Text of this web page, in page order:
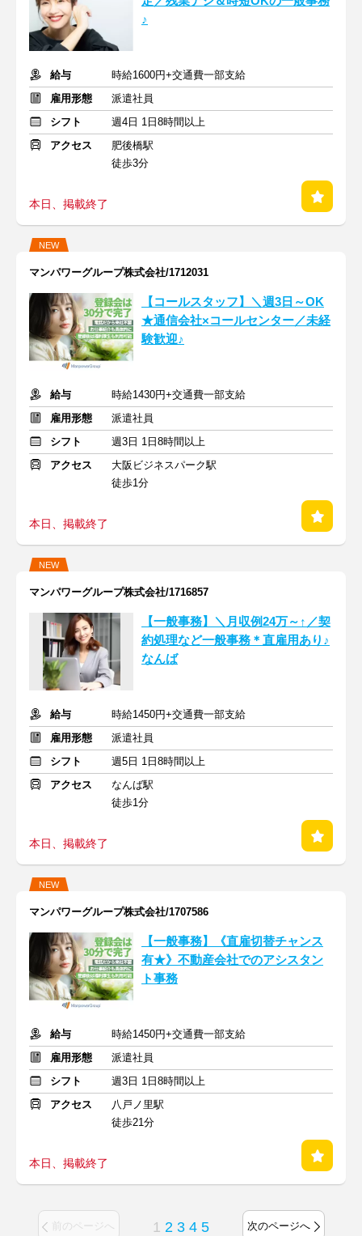
♪
給与
時給1600円+交通費一部支給
雇用形態
派遣社員
シフト
週4日 1日8時間以上
アクセス
肥後橋駅
徒歩3分
本日、掲載終了
NEW
マンパワーグループ株式会社/1712031
【コールスタッフ】＼週3日～OK
★通信会社×コールセンター／未経
験歓迎♪
給与
時給1430円+交通費一部支給
雇用形態
派遣社員
シフト
週3日 1日8時間以上
アクセス
大阪ビジネスパーク駅
徒歩1分
本日、掲載終了
NEW
マンパワーグループ株式会社/1716857
【一般事務】＼月収例24万～↑／契
約処理など一般事務＊直雇用あり♪
なんば
給与
時給1450円+交通費一部支給
雇用形態
派遣社員
シフト
週5日 1日8時間以上
アクセス
なんば駅
徒歩1分
本日、掲載終了
NEW
マンパワーグループ株式会社/1707586
【一般事務】《直雇切替チャンス
有★》不動産会社でのアシスタン
ト事務
給与
時給1450円+交通費一部支給
雇用形態
派遣社員
シフト
週3日 1日8時間以上
アクセス
八戸ノ里駅
徒歩21分
本日、掲載終了
前のページへ 1 2 3 4 5 次のページへ